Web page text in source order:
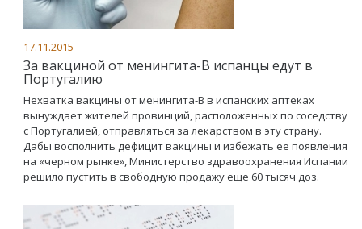
17.11.2015
За вакциной от менингита-В испанцы едут в
Португалию
Нехватка вакцины от менингита-В в испанских аптеках
вынуждает жителей провинций, расположенных по соседству
с Португалией, отправляться за лекарством в эту страну.
Дабы восполнить дефицит вакцины и избежать ее появления
на «черном рынке», Министерство здравоохранения Испании
решило пустить в свободную продажу еще 60 тысяч доз.